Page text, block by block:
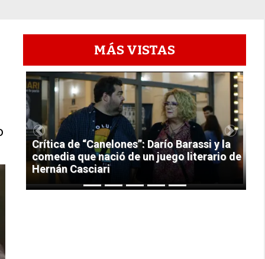
MÁS VISTAS
1
Crítica de “Canelones”: Darío Barassi y la
comedia que nació de un juego literario de
Hernán Casciari
Previous Next